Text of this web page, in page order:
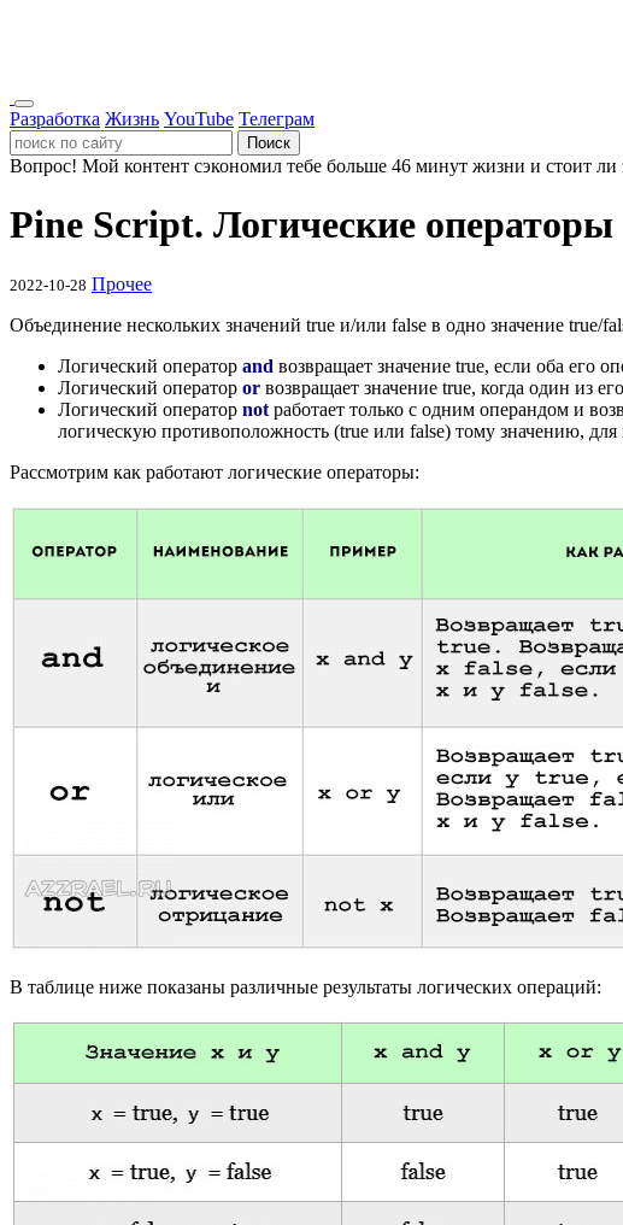
Разработка Жизнь YouTube Телеграм
Поиск
Вопрос! Мой контент сэкономил тебе больше 46 минут жизни и стоит ли
Pine Script. Логические операторы
2022-10-28 Прочее
Объединение нескольких значений true и/или false в одно значение true/
Логический оператор and возвращает значение true, если оба его
Логический оператор or возвращает значение true, когда один из
Логический оператор not работает только с одним операндом и
логическую противоположность (true или false) тому значению,
Рассмотрим как работают логические операторы:
В таблице ниже показаны различные результаты логических операций: